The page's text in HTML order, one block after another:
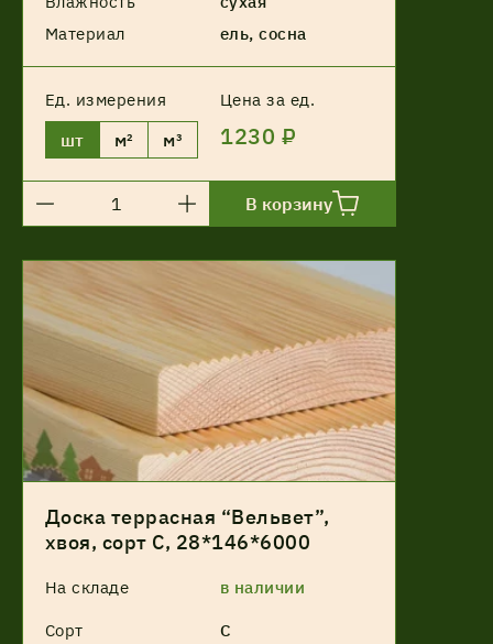
Материал
ель, сосна
Ед. измерения Цена за ед.
шт м² м³ 1230 ₽
В корзину
Доска террасная “Вельвет”,
хвоя, сорт С, 28*146*6000
На складе в наличии
Сорт С